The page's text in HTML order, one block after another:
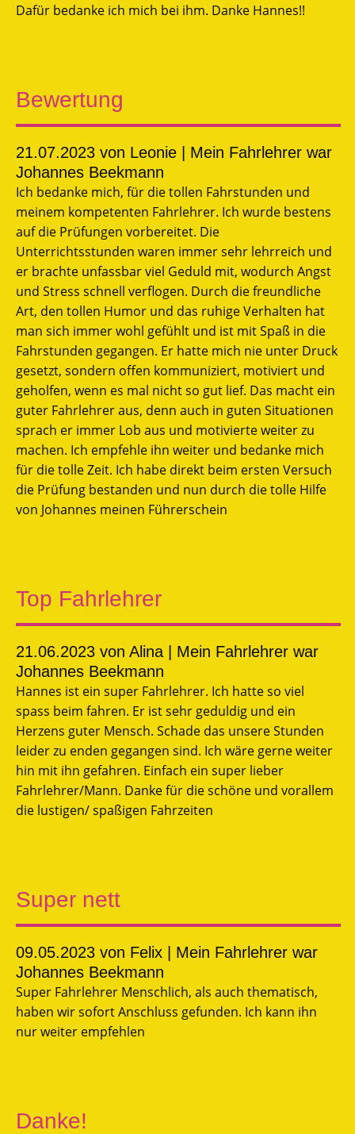
Dafür bedanke ich mich bei ihm. Danke Hannes!!
Bewertung
21.07.2023 von Leonie | Mein Fahrlehrer war
Johannes Beekmann
Ich bedanke mich, für die tollen Fahrstunden und
meinem kompetenten Fahrlehrer. Ich wurde bestens
auf die Prüfungen vorbereitet. Die
Unterrichtsstunden waren immer sehr lehrreich und
er brachte unfassbar viel Geduld mit, wodurch Angst
und Stress schnell verflogen. Durch die freundliche
Art, den tollen Humor und das ruhige Verhalten hat
man sich immer wohl gefühlt und ist mit Spaß in die
Fahrstunden gegangen. Er hatte mich nie unter Druck
gesetzt, sondern offen kommuniziert, motiviert und
geholfen, wenn es mal nicht so gut lief. Das macht ein
guter Fahrlehrer aus, denn auch in guten Situationen
sprach er immer Lob aus und motivierte weiter zu
machen. Ich empfehle ihn weiter und bedanke mich
für die tolle Zeit. Ich habe direkt beim ersten Versuch
die Prüfung bestanden und nun durch die tolle Hilfe
von Johannes meinen Führerschein
Top Fahrlehrer
21.06.2023 von Alina | Mein Fahrlehrer war
Johannes Beekmann
Hannes ist ein super Fahrlehrer. Ich hatte so viel
spass beim fahren. Er ist sehr geduldig und ein
Herzens guter Mensch. Schade das unsere Stunden
leider zu enden gegangen sind. Ich wäre gerne weiter
hin mit ihn gefahren. Einfach ein super lieber
Fahrlehrer/Mann. Danke für die schöne und vorallem
die lustigen/ spaßigen Fahrzeiten
Super nett
09.05.2023 von Felix | Mein Fahrlehrer war
Johannes Beekmann
Super Fahrlehrer Menschlich, als auch thematisch,
haben wir sofort Anschluss gefunden. Ich kann ihn
nur weiter empfehlen
Danke!